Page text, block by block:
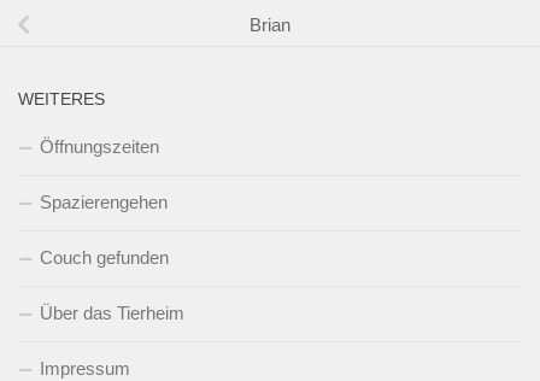
Brian
WEITERES
Öffnungszeiten
Spazierengehen
Couch gefunden
Über das Tierheim
Impressum